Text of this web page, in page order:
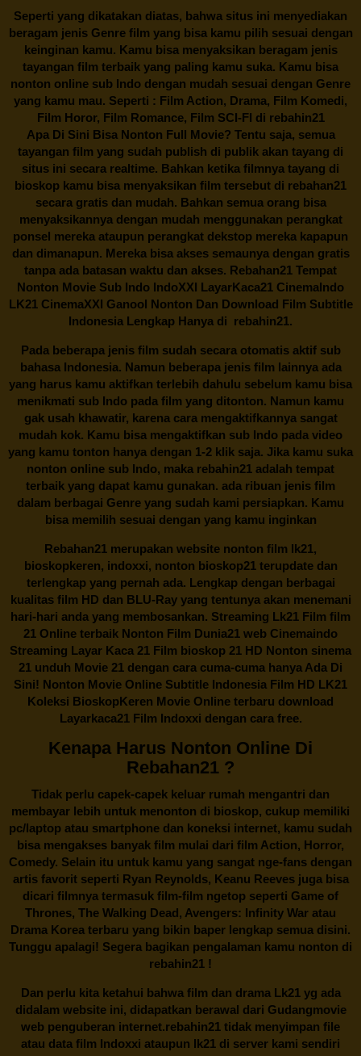
Seperti yang dikatakan diatas, bahwa situs ini menyediakan
beragam jenis Genre film yang bisa kamu pilih sesuai dengan
keinginan kamu. Kamu bisa menyaksikan beragam jenis
tayangan film terbaik yang paling kamu suka. Kamu bisa
nonton online sub Indo dengan mudah sesuai dengan Genre
yang kamu mau. Seperti : Film Action, Drama, Film Komedi,
Film Horor, Film Romance, Film SCI-FI di rebahin21
Apa Di Sini Bisa Nonton Full Movie? Tentu saja, semua
tayangan film yang sudah publish di publik akan tayang di
situs ini secara realtime. Bahkan ketika filmnya tayang di
bioskop kamu bisa menyaksikan film tersebut di rebahan21
secara gratis dan mudah. Bahkan semua orang bisa
menyaksikannya dengan mudah menggunakan perangkat
ponsel mereka ataupun perangkat dekstop mereka kapapun
dan dimanapun. Mereka bisa akses semaunya dengan gratis
tanpa ada batasan waktu dan akses. Rebahan21 Tempat
Nonton Movie Sub Indo IndoXXI LayarKaca21 CinemaIndo
LK21 CinemaXXI Ganool Nonton Dan Download Film Subtitle
Indonesia Lengkap Hanya di rebahin21.
Pada beberapa jenis film sudah secara otomatis aktif sub
bahasa Indonesia. Namun beberapa jenis film lainnya ada
yang harus kamu aktifkan terlebih dahulu sebelum kamu bisa
menikmati sub Indo pada film yang ditonton. Namun kamu
gak usah khawatir, karena cara mengaktifkannya sangat
mudah kok. Kamu bisa mengaktifkan sub Indo pada video
yang kamu tonton hanya dengan 1-2 klik saja. Jika kamu suka
nonton online sub Indo, maka rebahin21 adalah tempat
terbaik yang dapat kamu gunakan. ada ribuan jenis film
dalam berbagai Genre yang sudah kami persiapkan. Kamu
bisa memilih sesuai dengan yang kamu inginkan
Rebahan21 merupakan website nonton film lk21,
bioskopkeren, indoxxi, nonton bioskop21 terupdate dan
terlengkap yang pernah ada. Lengkap dengan berbagai
kualitas film HD dan BLU-Ray yang tentunya akan menemani
hari-hari anda yang membosankan. Streaming Lk21 Film film
21 Online terbaik Nonton Film Dunia21 web Cinemaindo
Streaming Layar Kaca 21 Film bioskop 21 HD Nonton sinema
21 unduh Movie 21 dengan cara cuma-cuma hanya Ada Di
Sini! Nonton Movie Online Subtitle Indonesia Film HD LK21
Koleksi BioskopKeren Movie Online terbaru download
Layarkaca21 Film Indoxxi dengan cara free.
Kenapa Harus Nonton Online Di
Rebahan21 ?
Tidak perlu capek-capek keluar rumah mengantri dan
membayar lebih untuk menonton di bioskop, cukup memiliki
pc/laptop atau smartphone dan koneksi internet, kamu sudah
bisa mengakses banyak film mulai dari film Action, Horror,
Comedy. Selain itu untuk kamu yang sangat nge-fans dengan
artis favorit seperti Ryan Reynolds, Keanu Reeves juga bisa
dicari filmnya termasuk film-film ngetop seperti Game of
Thrones, The Walking Dead, Avengers: Infinity War atau
Drama Korea terbaru yang bikin baper lengkap semua disini.
Tunggu apalagi! Segera bagikan pengalaman kamu nonton di
rebahin21 !
Dan perlu kita ketahui bahwa film dan dramaLk21yg ada
didalam website ini, didapatkan berawal dari Gudangmovie
web penguberan internet.rebahin21 tidak menyimpan file
atau data film Indoxxi ataupun lk21 di server kami sendiri